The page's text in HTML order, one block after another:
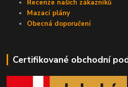
Recenze našich zákazníků
Mazací plány
Obecná doporučení
Certifikované obchodní